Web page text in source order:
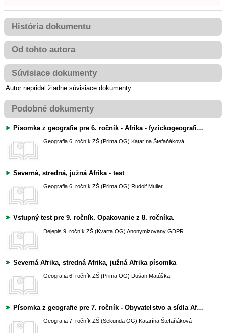
História dokumentu
Od tohto autora
Súvisiace dokumenty
Autor nepridal žiadne súvisiace dokumenty.
Podobné dokumenty
Písomka z geografie pre 6. ročník - Afrika - fyzickogeografická charakteristika
Geografia 6. ročník ZŠ (Prima OG) Katarína Štefaňáková
Severná, stredná, južná Afrika - test
Geografia 6. ročník ZŠ (Prima OG) Rudolf Muller
Vstupný test pre 9. ročník. Opakovanie z 8. ročníka.
Dejepis 9. ročník ZŠ (Kvarta OG) Anonymizovaný GDPR
Severná Afrika, stredná Afrika, južná Afrika písomka
Geografia 6. ročník ZŠ (Prima OG) Dušan Matúška
Písomka z geografie pre 7. ročník - Obyvateľstvo a sídla Afriky
Geografia 7. ročník ZŠ (Sekunda OG) Katarína Štefaňáková